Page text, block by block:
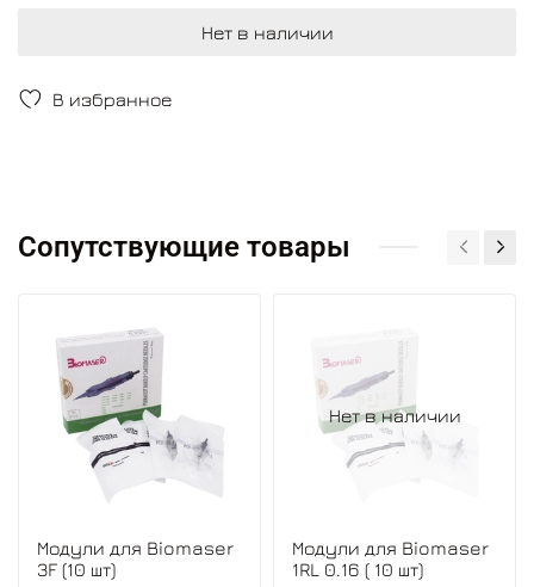
В избранное
Нет в наличии
Сопутствующие товары
Модули для Biomaser
3F (10 шт)
Нет в наличии
Модули для Biomaser
1RL 0.16 ( 10 шт)